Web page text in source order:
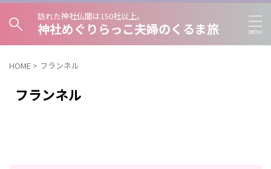
訪れた神社仏閣は150社以上。
神社めぐりらっこ夫婦のくるま旅
HOME > フランネル
フランネル